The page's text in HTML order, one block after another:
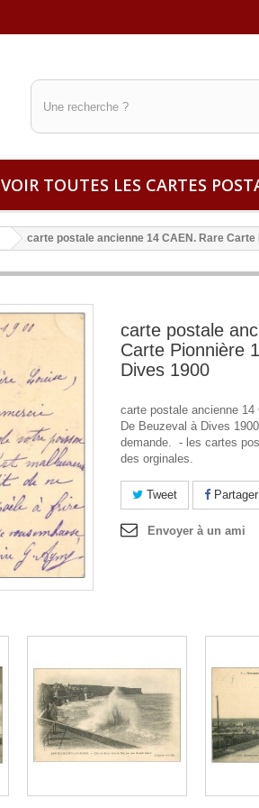
VOIR TOUTES LES CARTES
carte postale ancienne 14 CAEN. Rare
carte postale
Carte Pionnière
Dives 1900
carte postale ancienne 14
De Beuzeval à Dives
demande. - les cartes
des orginales.
Tweet Partager
Envoyer à un ami